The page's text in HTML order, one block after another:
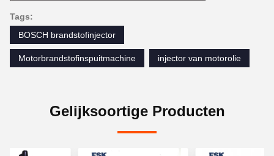
Tags:
BOSCH brandstofinjector
Motorbrandstofinspuitmachine injector van motorolie
Gelijksoortige Producten